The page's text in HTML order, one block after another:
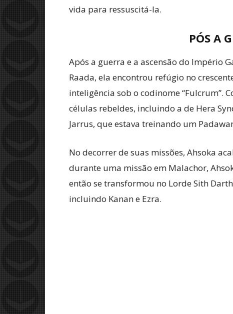
vida para ressuscitá-la.
PÓS A
Após a guerra e a ascensão do Império
Raada, ela encontrou refúgio no
inteligência sob o codinome “Fulcrum”.
células rebeldes, incluindo a de Hera
Jarrus, que estava treinando um
No decorrer de suas missões, Ahsoka
durante uma missão em Malachor,
então se transformou no Lorde Sith
incluindo Kanan e Ezra.